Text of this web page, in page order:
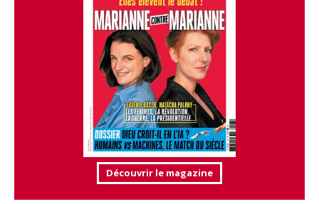
Découvrir le magazine